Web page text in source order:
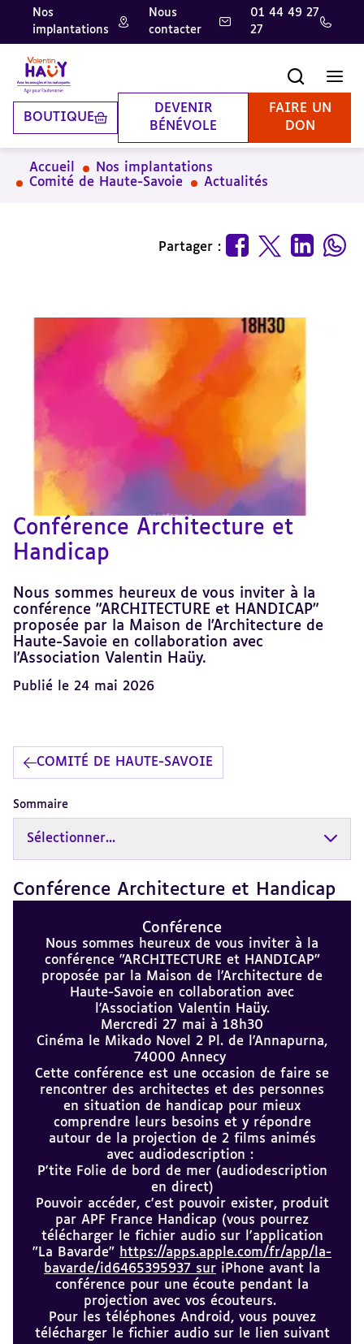
Aller
contenu
principal
Aller
pied
de
page
Aller
la
recherche
Nos
implantations
Nous
contacter
01 44 49 27
27
BOUTIQUE
DEVENIR
BÉNÉVOLE
FAIRE UN
DON
Accueil
Nos implantations
Comité de Haute-Savoie
Actualités
Partager :
Conférence Architecture et
Handicap
Nous sommes heureux de vous inviter à la
conférence "ARCHITECTURE et HANDICAP"
proposée par la Maison de l'Architecture de
Haute-Savoie en collaboration avec
l'Association Valentin Haüy.
Publié le 24 mai 2026
COMITÉ DE HAUTE-SAVOIE
Sommaire
Sélectionner...
Conférence Architecture et Handicap
Conférence
Nous sommes heureux de vous inviter à la
conférence "ARCHITECTURE et HANDICAP"
proposée par la Maison de l'Architecture de
Haute-Savoie en collaboration avec
l'Association Valentin Haüy.
Mercredi 27 mai à 18h30
Cinéma le Mikado Novel 2 Pl. de l'Annapurna,
74000 Annecy
Cette conférence est une occasion de faire se
rencontrer des architectes et des personnes
en situation de handicap pour mieux
comprendre leurs besoins et y répondre
autour de la projection de 2 films animés
avec audiodescription :
P'tite Folie de bord de mer (audiodescription
en direct)
Pouvoir accéder, c'est pouvoir exister, produit
par APF France Handicap (vous pourrez
télécharger le fichier audio sur l'application
"La Bavarde" https://apps.apple.com/fr/app/la-
bavarde/id6465395937 sur iPhone avant la
conférence pour une écoute pendant la
projection avec vos écouteurs.
Pour les téléphones Android, vous pouvez
télécharger le fichier audio sur le lien suivant
Revenir
au